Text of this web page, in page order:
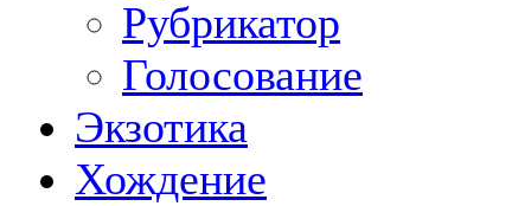
Рубрикатор
Голосование
Экзотика
Хождение